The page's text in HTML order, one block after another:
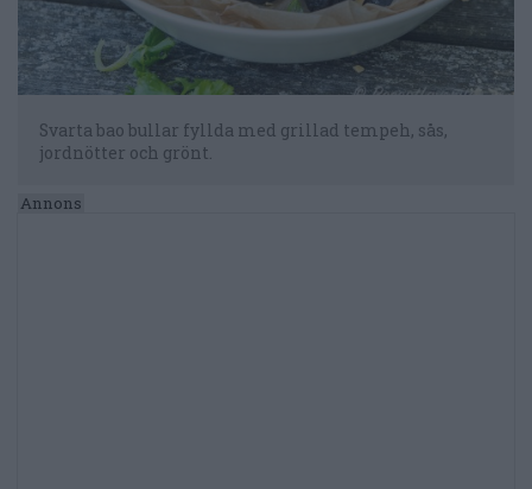
Svarta bao bullar fyllda med grillad tempeh, sås,
jordnötter och grönt.